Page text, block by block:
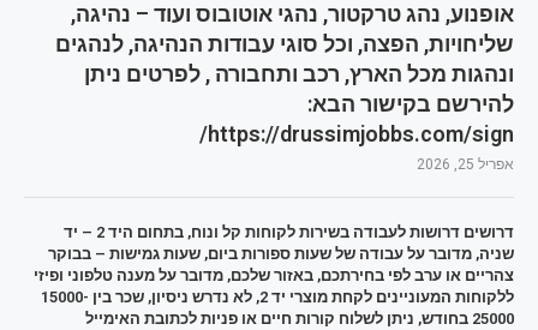
אופנוע, נהג טרקטור, נהגי אוטובוס ועוד – נהיגה,
שליחויות, הפצה, וכל סוגי עבודות הנהיגה, לנהגים
ונהגות מכל הארץ, רכב ותחבורה , לפרטים ניתן
להירשם בקישור הבא:
https://drussimjobbs.com/sign/
אפריל 25, 2026
דרושים דרושות לעבודה בשירות לקוחות קל ונוח, בתחום היד 2 – יד
שניה, מדובר על עבודה של שעות ספורות ביום, שעות גמישות – בבוקר
צהריים או ערב לפי בחירתכם, באזור שלכם, מדובר על מענה טלפוני ופיזי
ללקוחות המעוניינים לקחת מוצרי יד 2, לא נדרש ניסיון, שכר בין 15000-
25000 בחודש, ניתן לשלוח קורות חיים או פניות לכתובת האימייל